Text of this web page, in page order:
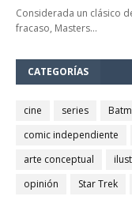
Considerada un clásico
fracaso, Masters…
CATEGORÍAS
cine series
comic independiente
arte conceptual
opinión
Star Trek